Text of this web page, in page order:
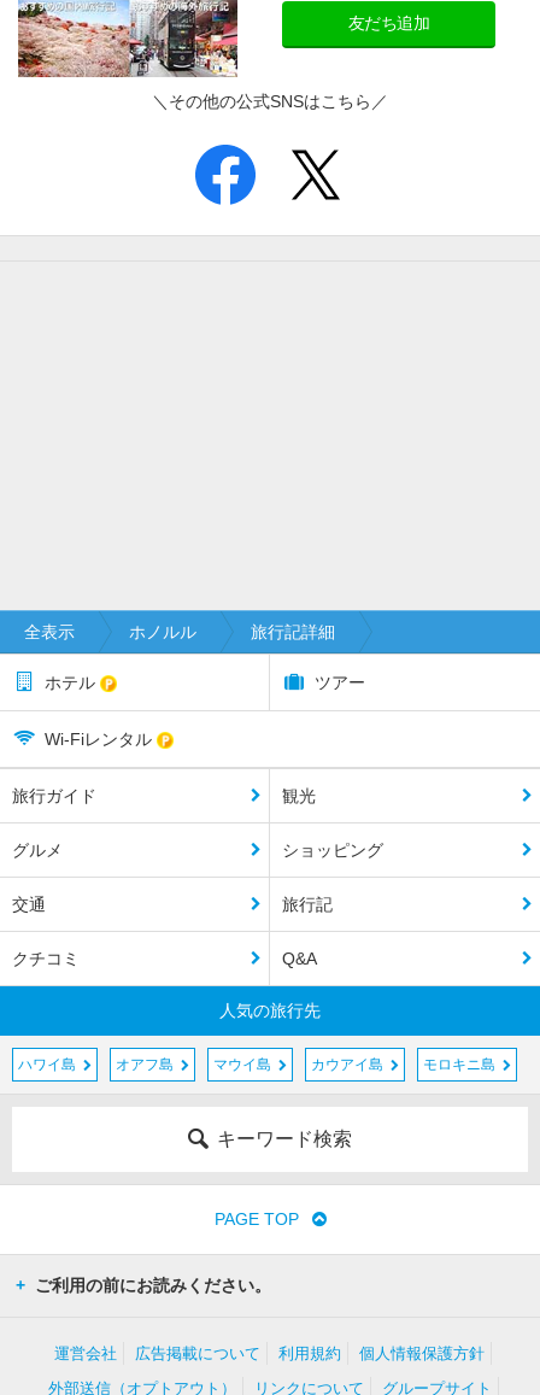
友だち追加
＼その他の公式SNSはこちら／
全表示 ホノルル 旅行記詳細
ホテル ツアー
Wi-Fiレンタル
旅行ガイド 観光
グルメ ショッピング
交通 旅行記
クチコミ Q&A
人気の旅行先
ハワイ島 オアフ島 マウイ島 カウアイ島 モロキニ島
キーワード検索
PAGE TOP
ご利用の前にお読みください。
運営会社 広告掲載について 利用規約
個人情報保護方針
外部送信（オプトアウト）
リンクについて グループサイト